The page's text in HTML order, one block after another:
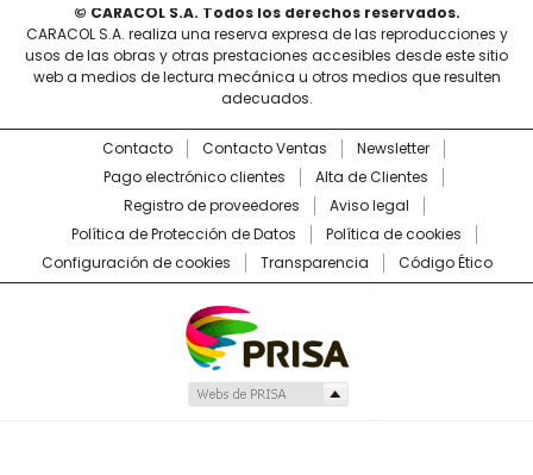
© CARACOL S.A. Todos los derechos reservados.
CARACOL S.A. realiza una reserva expresa de las reproducciones y
usos de las obras y otras prestaciones accesibles desde este sitio
web a medios de lectura mecánica u otros medios que resulten
adecuados.
Contacto Contacto Ventas
Newsletter
Pago electrónico clientes
Alta de Clientes
Registro de proveedores
Aviso legal
Política de Protección de Datos
Política de cookies
Configuración de cookies
Transparencia Código Ético